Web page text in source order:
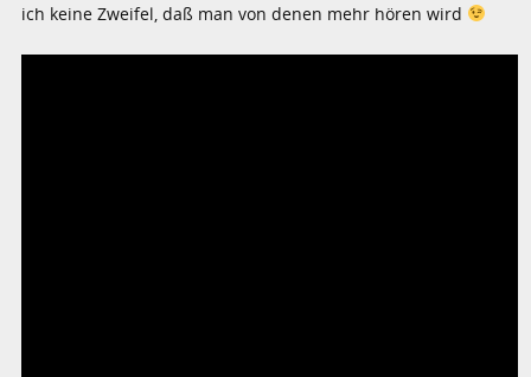
ich keine Zweifel, daß man von denen mehr hören wird